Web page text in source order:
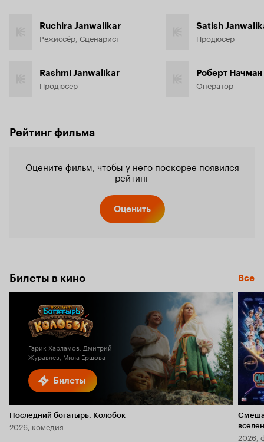
Ruchira Janwalikar
Режиссёр, Сценарист
Rashmi Janwalikar
Продюсер
Satish
Продюсер
Роберт Начман
Оператор
Рейтинг фильма
Оцените фильм, чтобы у него поскорее появился
рейтинг
Оценить
Билеты в кино Все
Билеты
Гарик Харламов, Дмитрий
Журавлев, Мила Ершова
Последний богатырь. Колобок
2026, комедия
2026,